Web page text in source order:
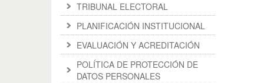
TRIBUNAL ELECTORAL
PLANIFICACIÓN INSTITUCIONAL
EVALUACIÓN Y ACREDITACIÓN
POLÍTICA DE PROTECCIÓN DE
DATOS PERSONALES